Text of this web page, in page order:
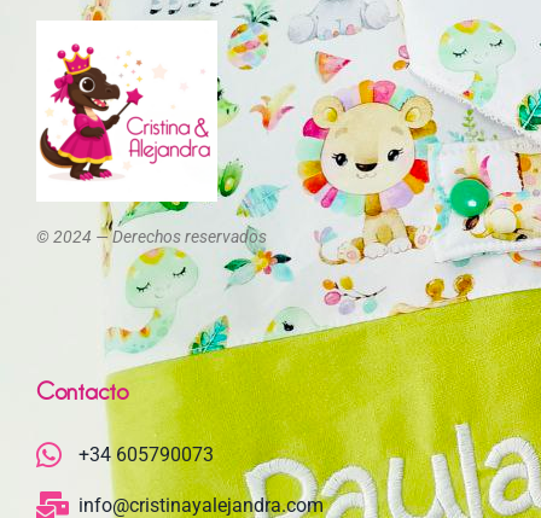
© 2024 — Derechos reservados
Contacto
+34 605790073
info@cristinayalejandra.com